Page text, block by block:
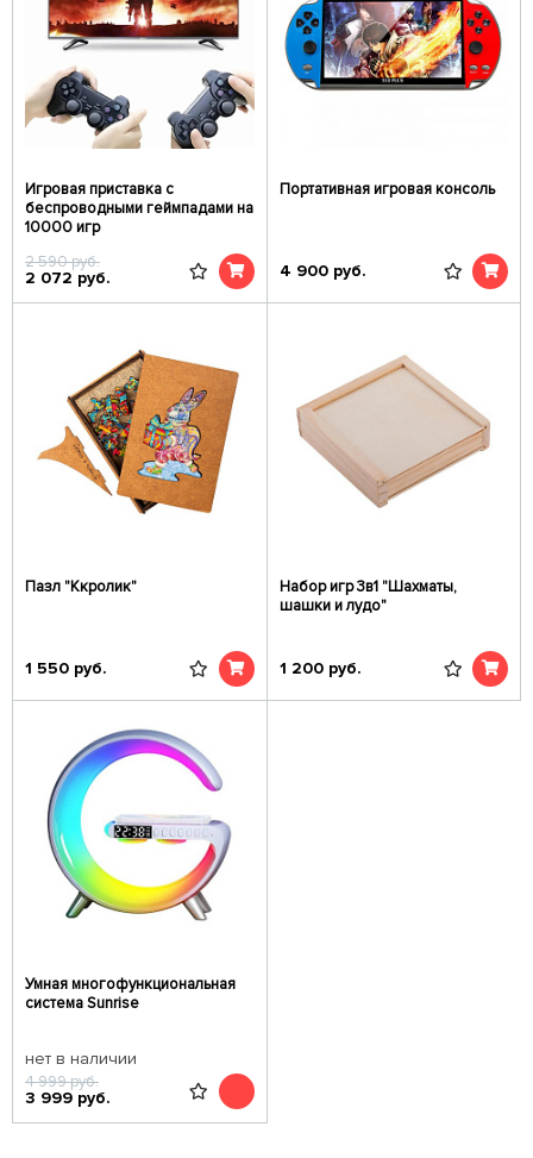
Игровая приставка c
беспроводными геймпадами на
10000 игр
2 590руб.
2 072 руб.
Портативная игровая консоль
4 900 руб.
Пазл "Ккролик"
1 550 руб.
Набор игр 3в1 "Шахматы,
шашки и лудо"
1 200 руб.
Умная многофункциональная
система Sunrise
нет в наличии
4 999руб.
3 999 руб.